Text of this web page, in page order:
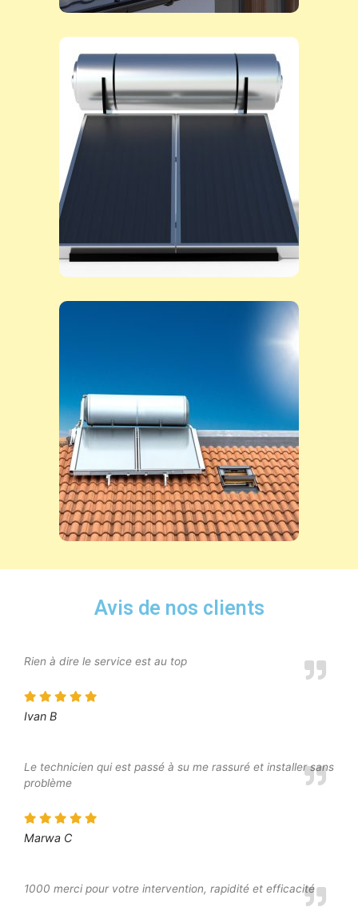
Avis de nos clients
Rien à dire le service est au top
Ivan B
Le technicien qui est passé à su me rassuré et installer sans
problème
Marwa C
1000 merci pour votre intervention, rapidité et efficacité